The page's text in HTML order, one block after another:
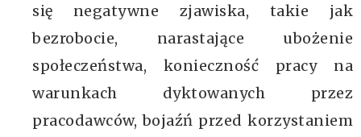
się negatywne zjawiska, takie jak
bezrobocie, narastające ubożenie
społeczeństwa, konieczność pracy na
warunkach dyktowanych przez
pracodawców, bojaźń przed korzystaniem